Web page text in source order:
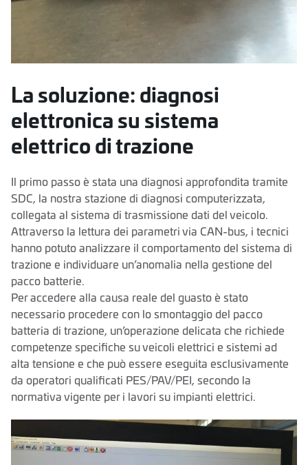
La soluzione: diagnosi
elettronica su sistema
elettrico di trazione
Il primo passo è stata una diagnosi approfondita tramite
SDC, la nostra stazione di diagnosi computerizzata,
collegata al sistema di trasmissione dati del veicolo.
Attraverso la lettura dei parametri via CAN-bus, i tecnici
hanno potuto analizzare il comportamento del sistema di
trazione e individuare un’anomalia nella gestione del
pacco batterie.
Per accedere alla causa reale del guasto è stato
necessario procedere con lo smontaggio del pacco
batteria di trazione, un’operazione delicata che richiede
competenze specifiche su veicoli elettrici e sistemi ad
alta tensione e che può essere eseguita esclusivamente
da operatori qualificati PES/PAV/PEI, secondo la
normativa vigente per i lavori su impianti elettrici.